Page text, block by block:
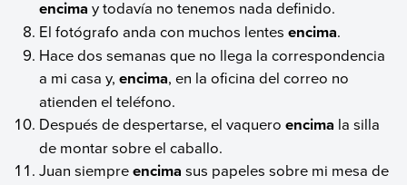
encima y todavía no tenemos nada definido.
El fotógrafo anda con muchos lentesencima.
Hace dos semanas que no llega la correspondencia
a mi casa y,encima, en la oficina del correo no
atienden el teléfono.
Después de despertarse, el vaqueroencima la silla
de montar sobre el caballo.
Juan siempreencima sus papeles sobre mi mesa de